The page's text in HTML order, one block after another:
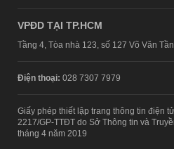
VPĐD TẠI TP.HCM
Tầng 4, Tòa nhà 123, số 127 Võ Văn
Điện thoại: 028 7307 7979
Giấy phép thiết lập trang thông tin điện
2217/GP-TTĐT do Sở Thông tin và
tháng 4 năm 2019